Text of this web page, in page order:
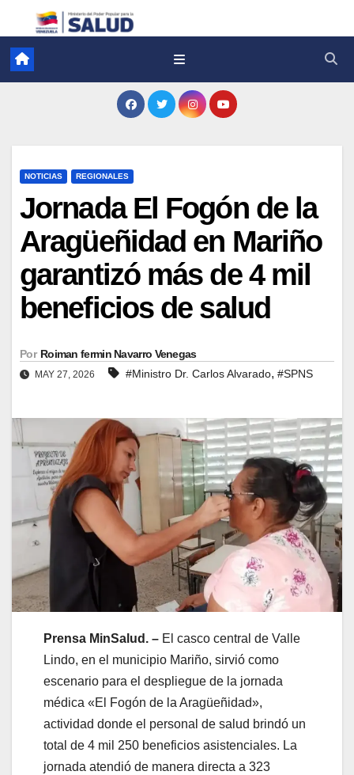
NOTICIAS REGIONALES
Jornada El Fogón de la
Aragüeñidad en Mariño
garantizó más de 4 mil
beneficios de salud
Por Roiman fermin Navarro Venegas
MAY 27, 2026 #Ministro Dr. Carlos Alvarado, #SPNS
Prensa MinSalud. – El casco central de Valle
Lindo, en el municipio Mariño, sirvió como
escenario para el despliegue de la jornada
médica «El Fogón de la Aragüeñidad»,
actividad donde el personal de salud brindó un
total de 4 mil 250 beneficios asistenciales. La
jornada atendió de manera directa a 323